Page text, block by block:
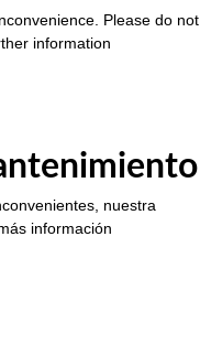
Please do not
information
nuestra
información